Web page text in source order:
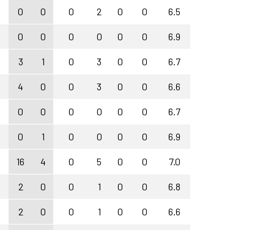
0 0 0 2 0 0 6.5
0 0 0 0 0 0 6.9
3 1 0 3 0 0 6.7
4 0 0 3 0 0 6.6
0 0 0 0 0 0 6.7
0 1 0 0 0 0 6.9
16 4 0 5 0 0 7.0
2 0 0 1 0 0 6.8
2 0 0 1 0 0 6.6